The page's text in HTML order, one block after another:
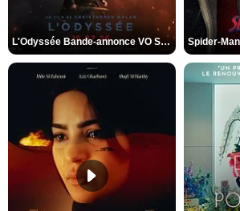
L'Odyssée Bande-annonce VO STFR